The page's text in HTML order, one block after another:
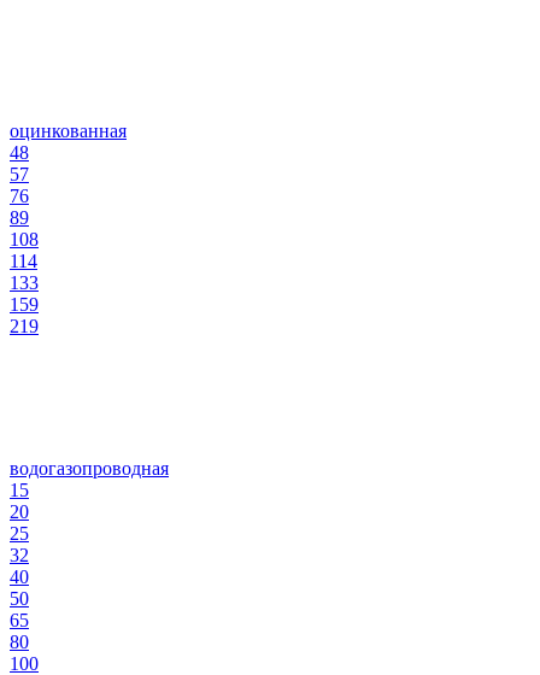
оцинкованная
48
57
76
89
108
114
133
159
219
водогазопроводная
15
20
25
32
40
50
65
80
100